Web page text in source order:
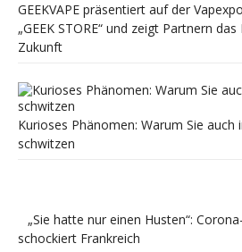
GEEKVAPE präsentiert auf der
„GEEK STORE“ und zeigt Partnern
Zukunft
Kurioses Phänomen: Warum Sie auch
schwitzen
„Sie hatte nur einen Husten“:
schockiert Frankreich